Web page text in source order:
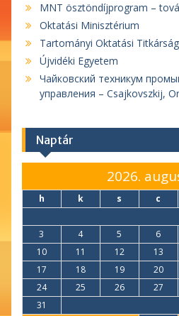
MNT ösztöndíjprogram –
Oktatási Minisztérium
Tartományi Oktatási Titkárság
Újvidéki Egyetem
Чайковский техникум
управления – Csajkovszkij,
Naptár
2026.
h k s c
3
4 5 6
10
11 12 13
17
18 19 20
24
25 26 27
31